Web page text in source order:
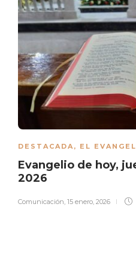
DESTACADA, EL
Evangelio de hoy,
2026
Comunicación, 15 enero, 2026